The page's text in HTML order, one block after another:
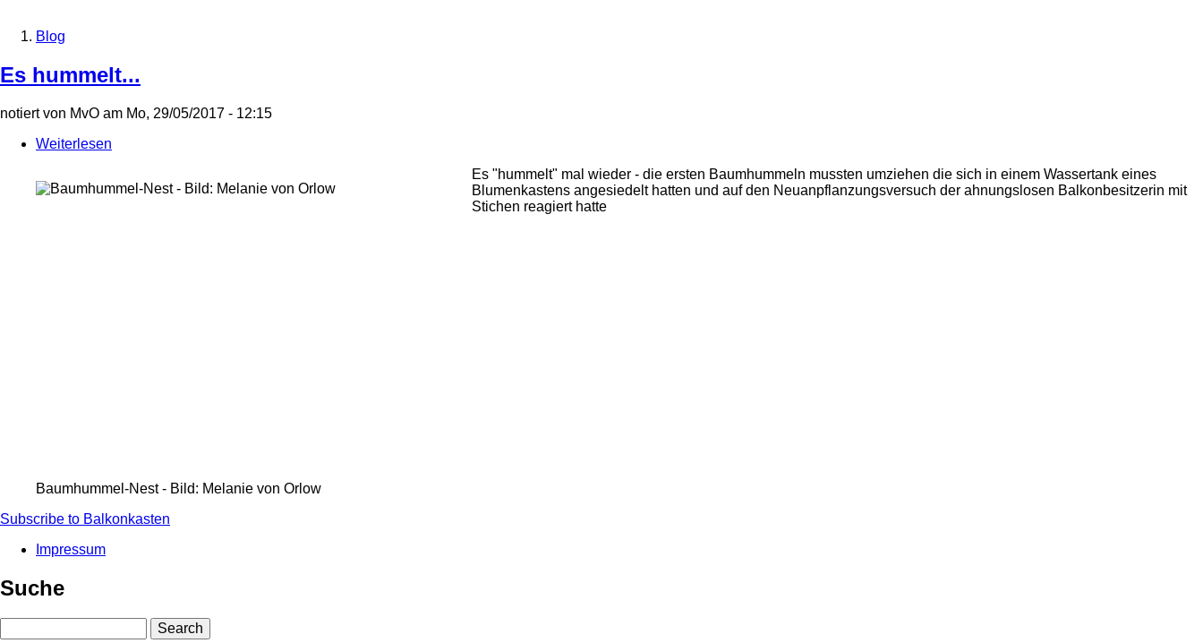
Blog
Es hummelt...
notiert von MvO am Mo, 29/05/2017 - 12:15
Weiterlesen
Baumhummel-Nest - Bild: Melanie von Orlow
Es "hummelt" mal wieder - die ersten Baumhummeln mussten umziehen die sich in einem Wassertank eines
Blumenkastens angesiedelt hatten und auf den Neuanpflanzungsversuch der ahnungslosen Balkonbesitzerin mit
Stichen reagiert hatte
Subscribe to Balkonkasten
Impressum
Suche